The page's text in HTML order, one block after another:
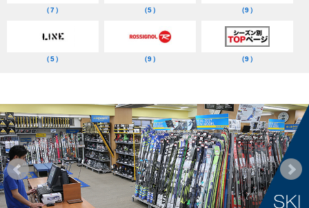
（7） （5） （9）
（5） （9） （9）